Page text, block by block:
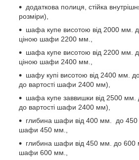
додаткова полиця, стійка
розміри),
шафа купе висотою від 2000 мм.
ціною шафи 2200 мм.,
шафа купе висотою від 2200 мм.
ціною шафи 2400 мм.,
шафу купі висотою від 2400 мм.
до вартості шафи 2400 мм),
шафа купе заввишки від 2500
до вартості шафи 2400 мм),
глибина шафи від 400 мм. до 450
шафи 450 мм.,
глибина шафи від 450 мм. до 600
шафи 600 мм.,